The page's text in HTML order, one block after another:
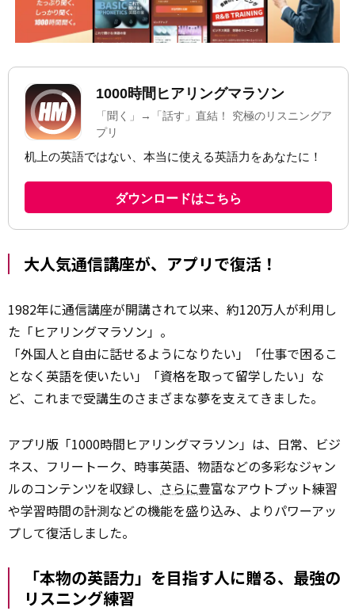
大人気通信講座が、アプリで復活！
1982年に通信講座が開講されて以来、約120万人が利用し
た「ヒアリングマラソン」。
「外国人と自由に話せるようになりたい」「仕事で困るこ
となく英語を使いたい」「資格を取って留学したい」な
ど、これまで受講生のさまざまな夢を支えてきました。
アプリ版「1000時間ヒアリングマラソン」は、日常、ビジ
ネス、フリートーク、時事英語、物語などの多彩なジャン
ルのコンテンツを収録し、 さらに豊富なアウトプット練習
や学習時間の計測などの機能を盛り込み、よりパワーアッ
プして復活しました。
「本物の英語力」を目指す人に贈る、最強の
リスニング練習